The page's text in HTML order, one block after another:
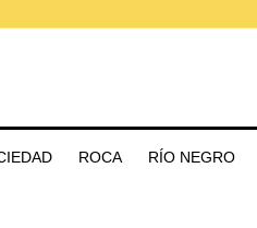
ROCA RÍO NEGRO